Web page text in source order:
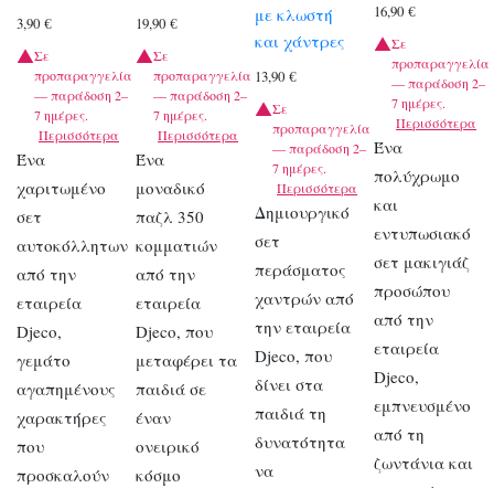
3,90 €
Σε
προπαραγγελία
— παράδοση 2–
7 ημέρες.
Περισσότερα
Ένα
χαριτωμένο
σετ
αυτοκόλλητων
από την
εταιρεία
Djeco,
γεμάτο
αγαπημένους
χαρακτήρες
που
προσκαλούν
19,90€
Σε
προπαραγγελία
— παράδοση 2–
7 ημέρες.
Περισσότερα
Ένα
μοναδικό
παζλ 350
κομματιών
από την
εταιρεία
Djeco, που
μεταφέρει τα
παιδιά σε
έναν
ονειρικό
κόσμο
με κλωστή
και χάντρες
13,90€
Σε
προπαραγγελία
— παράδοση 2–
7 ημέρες.
Περισσότερα
Δημιουργικό
σετ
περάσματος
χαντρών από
την εταιρεία
Djeco, που
δίνει στα
παιδιά τη
δυνατότητα
να
16,90€
Σε
προπαραγγελία
— παράδοση 2–
7 ημέρες.
Περισσότερα
Ένα
πολύχρωμο
και
εντυπωσιακό
σετ μακιγιάζ
προσώπου
από την
εταιρεία
Djeco,
εμπνευσμένο
από τη
ζωντάνια και